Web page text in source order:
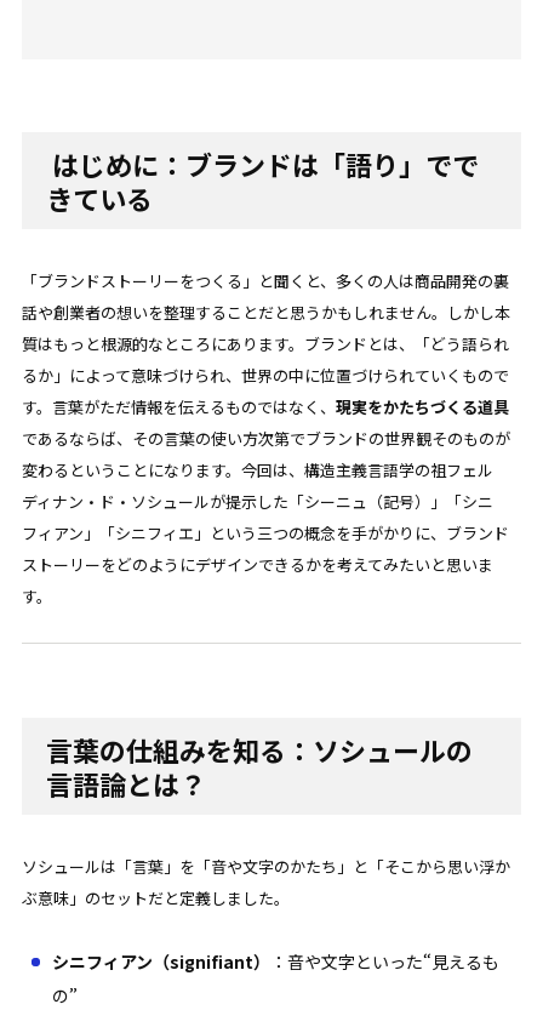
はじめに：ブランドは「語り」でで
きている
「ブランドストーリーをつくる」と聞くと、多くの人は商品開発の裏
話や創業者の想いを整理することだと思うかもしれません。しかし本
質はもっと根源的なところにあります。ブランドとは、「どう語られ
るか」によって意味づけられ、世界の中に位置づけられていくもので
す。言葉がただ情報を伝えるものではなく、 現実をかたちづくる道具
であるならば、その言葉の使い方次第でブランドの世界観そのものが
変わるということになります。今回は、構造主義言語学の祖フェル
ディナン・ド・ソシュールが提示した「シーニュ（記号）」「シニ
フィアン」「シニフィエ」という三つの概念を手がかりに、ブランド
ストーリーをどのようにデザインできるかを考えてみたいと思いま
す。
言葉の仕組みを知る：ソシュールの
言語論とは？
ソシュールは「言葉」を「音や文字のかたち」と「そこから思い浮か
ぶ意味」のセットだと定義しました。
シニフィアン（signifiant）
：音や文字といった“見えるも
の”